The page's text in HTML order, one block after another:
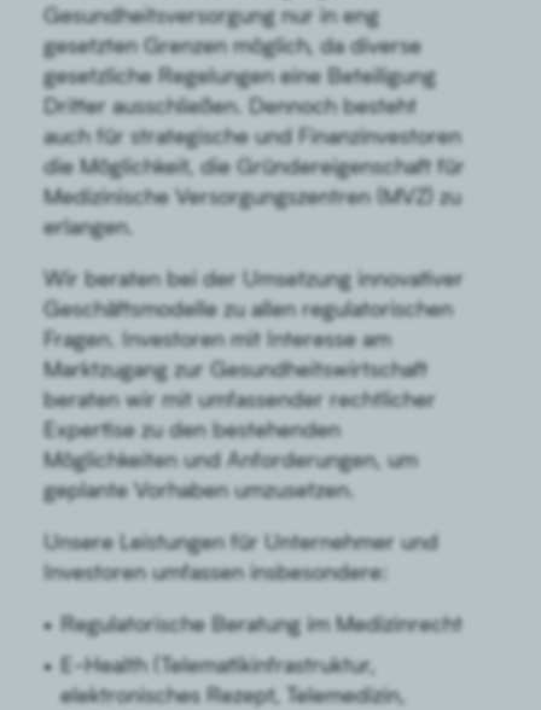
Gesundheitsversorgung nur in eng
gesetzten Grenzen möglich, da diverse
gesetzliche Regelungen eine Beteiligung
Dritter ausschließen. Dennoch besteht
auch für strategische und Finanzinvestoren
die Möglichkeit, die Gründereigenschaft für
Medizinische Versorgungszentren (MVZ) zu
erlangen.
Wir beraten bei der Umsetzung innovativer
Geschäftsmodelle zu allen regulatorischen
Fragen. Investoren mit Interesse am
Marktzugang zur Gesundheitswirtschaft
beraten wir mit umfassender rechtlicher
Expertise zu den bestehenden
Möglichkeiten und Anforderungen, um
geplante Vorhaben umzusetzen.
Unsere Leistungen für Unternehmer und
Investoren umfassen insbesondere:
Regulatorische Beratung im Medizinrecht
E-Health (Telematikinfrastruktur,
elektronisches Rezept, Telemedizin,